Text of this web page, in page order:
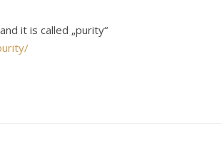
it is called „purity“